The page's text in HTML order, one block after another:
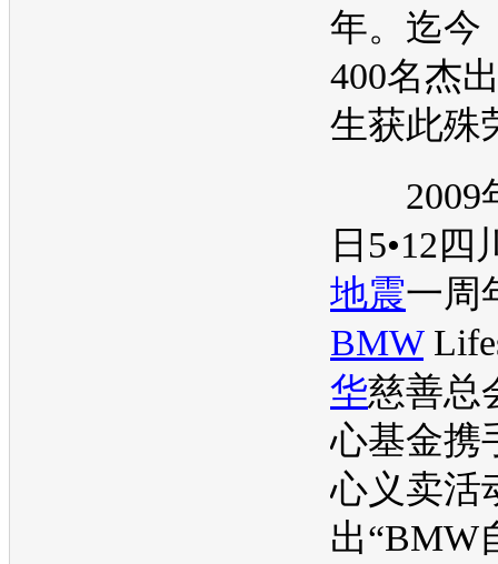
年。迄今
400名杰
生获此殊
2009
日5•12四
地震一周
BMW
华慈善总
心基金携
心义卖活
出“BMW